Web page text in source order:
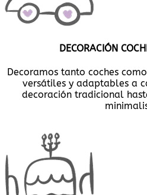
DECORACIÓN
Decoramos tanto coches
versátiles y adaptables a
decoración tradicional